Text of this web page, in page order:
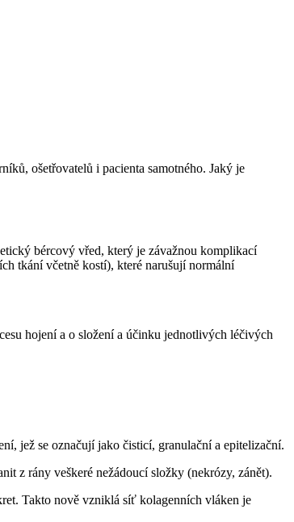
ošetřovatelů i pacienta samotného. Jaký je
bércový vřed, který je závažnou komplikací
tkání včetně kostí), které narušují normální
hojení a o složení a účinku jednotlivých léčivých
jež se označují jako čisticí, granulační a epitelizační.
z rány veškeré nežádoucí složky (nekrózy, zánět).
Takto nově vzniklá síť kolagenních vláken je